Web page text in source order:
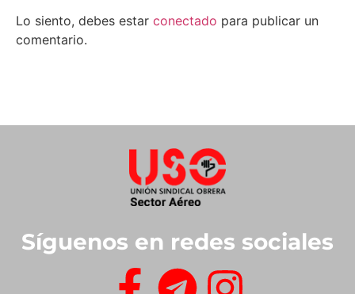
Lo siento, debes estar conectado para publicar un
comentario.
Síguenos en redes sociales